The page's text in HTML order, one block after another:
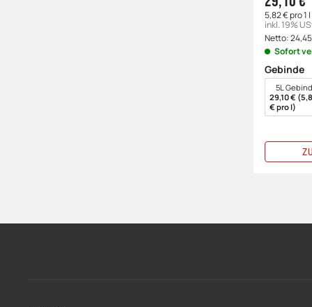
5,82 € pro 1 l
inkl. 19%
Netto:24,45
Sofort
Gebinde
wählen
5L
29,10 €
€ pro l)